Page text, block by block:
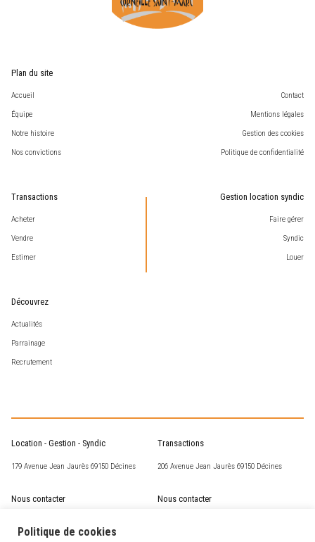
Plan du site
Accueil Contact
Équipe Mentions légales
Notre histoire Gestion des cookies
Nos convictions Politique de confidentialité
Transactions
Acheter
Vendre
Estimer
Gestion location syndic
Faire gérer
Syndic
Louer
Découvrez
Actualités
Parrainage
Recrutement
Location - Gestion - Syndic
179 Avenue Jean Jaurès 69150 Décines
Transactions
206 Avenue Jean Jaurès 69150 Décines
Nous contacter Nous contacter
Politique de cookies